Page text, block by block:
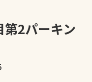
2パーキン